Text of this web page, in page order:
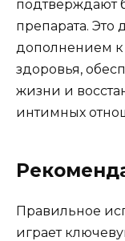
подтверждают
препарата. Это
дополнением
здоровья,
жизни и
интимных
Правильное
играет